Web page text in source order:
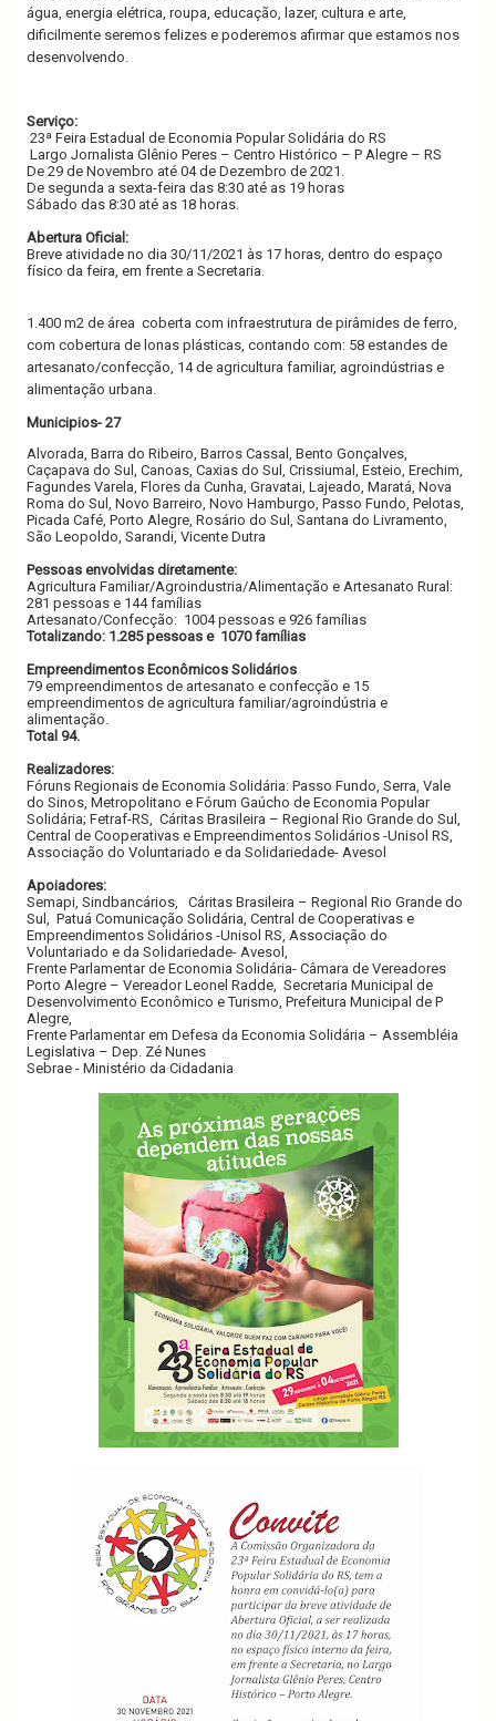
água, energia elétrica, roupa, educação, lazer, cultura e arte,
dificilmente seremos felizes e poderemos afirmar que estamos nos
desenvolvendo.
Serviço:
23ª Feira Estadual de Economia Popular Solidária do RS
Largo Jornalista Glênio Peres – Centro Histórico – P Alegre – RS
De 29 de Novembro até 04 de Dezembro de 2021.
De segunda a sexta-feira das 8:30 até as 19 horas
Sábado das 8:30 até as 18 horas.
Abertura Oficial:
Breve atividade no dia 30/11/2021 às 17 horas, dentro do espaço
físico da feira, em frente a Secretaria.
1.400 m2 de área coberta com infraestrutura de pirâmides de ferro,
com cobertura de lonas plásticas, contando com: 58 estandes de
artesanato/confecção, 14 de agricultura familiar, agroindústrias e
alimentação urbana.
Municipios- 27
Alvorada, Barra do Ribeiro, Barros Cassal, Bento Gonçalves,
Caçapava do Sul, Canoas, Caxias do Sul, Crissiumal, Esteio, Erechim,
Fagundes Varela, Flores da Cunha, Gravatai, Lajeado, Maratá, Nova
Roma do Sul, Novo Barreiro, Novo Hamburgo, Passo Fundo, Pelotas,
Picada Café, Porto Alegre, Rosário do Sul, Santana do Livramento,
São Leopoldo, Sarandi, Vicente Dutra
Pessoas envolvidas diretamente:
Agricultura Familiar/Agroindustria/Alimentação e Artesanato Rural:
281 pessoas e 144 famílias
Artesanato/Confecção: 1004 pessoas e 926 famílias
Totalizando: 1.285 pessoas e 1070 famílias
Empreendimentos Econômicos Solidários
79 empreendimentos de artesanato e confecção e 15
empreendimentos de agricultura familiar/agroindústria e
alimentação.
Total 94.
Realizadores:
Fóruns Regionais de Economia Solidária: Passo Fundo, Serra, Vale
do Sinos, Metropolitano e Fórum Gaúcho de Economia Popular
Solidária; Fetraf-RS,
Cáritas Brasileira – Regional Rio Grande do Sul,
Central de Cooperativas e Empreendimentos Solidários -Unisol RS,
Associação do Voluntariado e da Solidariedade- Avesol
Apoiadores:
Semapi, Sindbancários,
Cáritas Brasileira – Regional Rio Grande do
Sul,
Patuá Comunicação Solidária, Central de Cooperativas e
Empreendimentos Solidários -Unisol RS, Associação do
Voluntariado e da Solidariedade- Avesol,
Frente Parlamentar de Economia Solidária- Câmara de Vereadores
Porto Alegre – Vereador Leonel Radde, Secretaria Municipal de
Desenvolvimento Econômico e Turismo, Prefeitura Municipal de P
Alegre,
Frente Parlamentar em Defesa da Economia Solidária – Assembléia
Legislativa – Dep. Zé Nunes
Sebrae - Ministério da Cidadania